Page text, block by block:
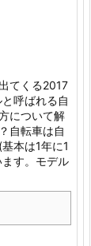
てくる2017
呼ばれる自
について解
自転車は自
本は1年に1
す。 モデル